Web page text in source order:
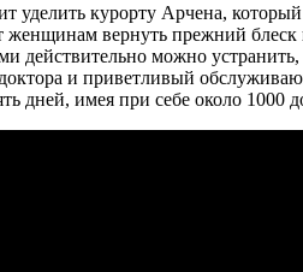
уделить курорту Арчена,
вернуть прежний блеск
действительно можно
и приветливый
дней, имея при себе около